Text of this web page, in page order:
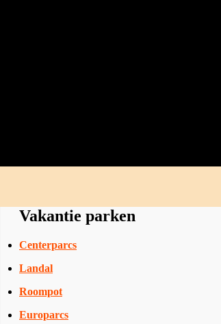
Vakantie parken
Centerparcs
Landal
Roompot
Europarcs